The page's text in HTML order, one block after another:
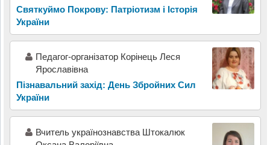
Святкуймо Покрову: Патріотизм і Історія
України
Педагог-організатор Корінець Леся
Ярославівна
Пізнавальний захід: День Збройних Сил
України
Вчитель українознавства Штокалюк